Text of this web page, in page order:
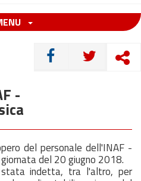
CONDIVIDI
-
del personale dell'INAF -
del 20 giugno 2018.
indetta, tra l'altro, per